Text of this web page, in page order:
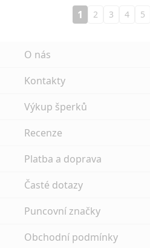
1 2 3 4 5
O nás
Kontakty
Výkup šperků
Recenze
Platba a doprava
Časté dotazy
Puncovní značky
Obchodní podmínky